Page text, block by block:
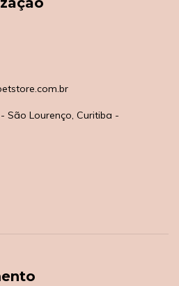
São Lourenço, Curitiba -